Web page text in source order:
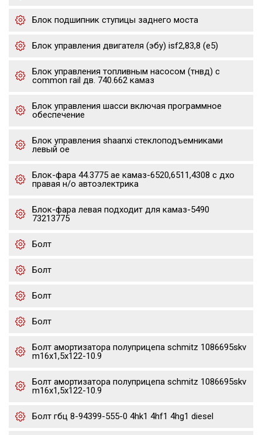
Блок подшипник ступицы заднего моста
Блок управления двигателя (эбу) isf2,83,8 (е5)
Блок управления топливным насосом (тнвд) с
common rail дв. 740.662 камаз
Блок управления шасси включая программное
обеспечение
Блок управления shaanxi стеклоподъемниками
левый oe
Блок-фара 44.3775 ae камаз-6520,6511,4308 с дхо
правая н/о автоэлектрика
Блок-фара левая подходит для камаз-5490
73213775
Болт
Болт
Болт
Болт
Болт амортизатора полуприцепа schmitz 1086695skv
m16x1,5х122-10.9
Болт амортизатора полуприцепа schmitz 1086695skv
m16x1,5х122-10.9
Болт гбц 8-94399-555-0 4hk1 4hf1 4hg1 diesel